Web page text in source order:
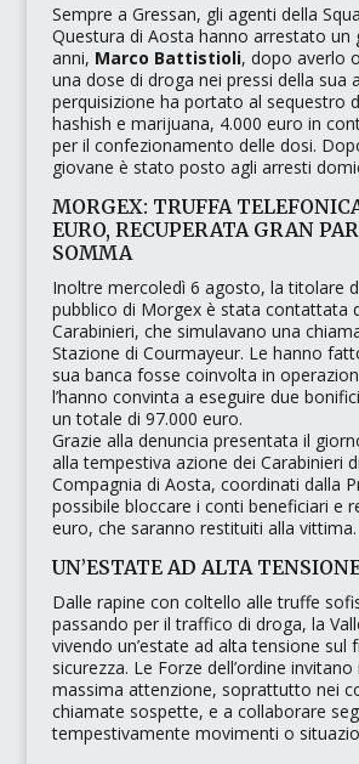
Sempre a Gressan, gli agenti della
Questura di Aosta hanno arrestato un
anni, Marco Battistioli, dopo averlo
una dose di droga nei pressi della sua
perquisizione ha portato al sequestro
hashish e marijuana, 4.000 euro in
per il confezionamento delle dosi.
giovane è stato posto agli arresti
MORGEX: TRUFFA
EURO, RECUPERATA GRAN
SOMMA
Inoltre mercoledì 6 agosto, la titolare
pubblico di Morgex è stata contattata
Carabinieri, che simulavano una
Stazione di Courmayeur. Le hanno
sua banca fosse coinvolta in
l’hanno convinta a eseguire due
un totale di 97.000 euro.
Grazie alla denuncia presentata il
alla tempestiva azione dei Carabinieri
Compagnia di Aosta, coordinati dalla
possibile bloccare i conti beneficiari e
euro, che saranno restituiti alla vittima.
UN’ESTATE AD ALTA
Dalle rapine con coltello alle truffe
passando per il traffico di droga, la
vivendo un’estate ad alta tensione sul
sicurezza. Le Forze dell’ordine
massima attenzione, soprattutto nei
chiamate sospette, e a collaborare
tempestivamente movimenti o